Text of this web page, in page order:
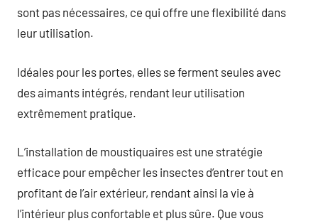
sont pas nécessaires, ce qui offre une flexibilité dans
leur utilisation.
Idéales pour les portes, elles se ferment seules avec
des aimants intégrés, rendant leur utilisation
extrêmement pratique.
L’installation de moustiquaires est une stratégie
efficace pour empêcher les insectes d’entrer tout en
profitant de l’air extérieur, rendant ainsi la vie à
l’intérieur plus confortable et plus sûre. Que vous